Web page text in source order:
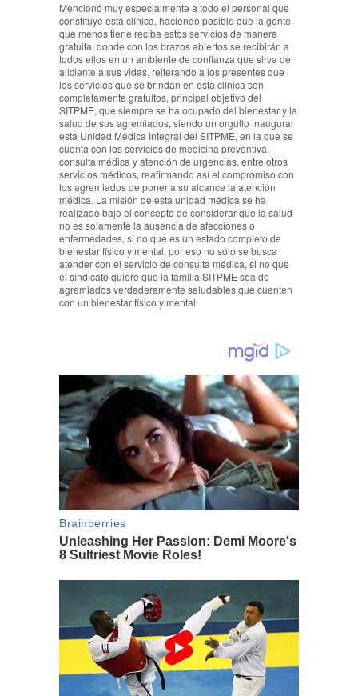
Mencionó muy especialmente a todo el personal que
constituye esta clínica, haciendo posible que la gente
que menos tiene reciba estos servicios de manera
gratuita, donde con los brazos abiertos se recibirán a
todos ellos en un ambiente de confianza que sirva de
aliciente a sus vidas, reiterando a los presentes que
los servicios que se brindan en esta clínica son
completamente gratuitos, principal objetivo del
SITPME, que siempre se ha ocupado del bienestar y la
salud de sus agremiados, siendo un orgullo inaugurar
esta Unidad Médica Integral del SITPME, en la que se
cuenta con los servicios de medicina preventiva,
consulta médica y atención de urgencias, entre otros
servicios médicos, reafirmando así el compromiso con
los agremiados de poner a su alcance la atención
médica. La misión de esta unidad médica se ha
realizado bajo el concepto de considerar que la salud
no es solamente la ausencia de afecciones o
enfermedades, si no que es un estado completo de
bienestar físico y mental, por eso no sólo se busca
atender con el servicio de consulta médica, si no que
el sindicato quiere que la familia SITPME sea de
agremiados verdaderamente saludables que cuenten
con un bienestar físico y mental.